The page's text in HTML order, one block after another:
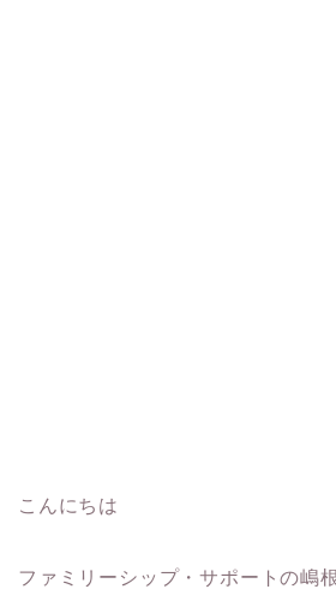
こんにちは
ファミリーシップ・サポートの嶋